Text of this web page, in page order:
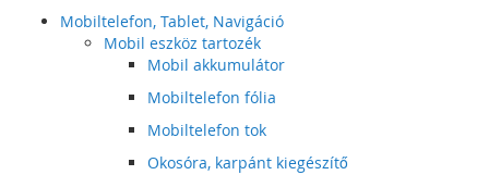
Mobiltelefon, Tablet, Navigáció
Mobil eszköz tartozék
Mobil akkumulátor
Mobiltelefon fólia
Mobiltelefon tok
Okosóra, karpánt kiegészítő